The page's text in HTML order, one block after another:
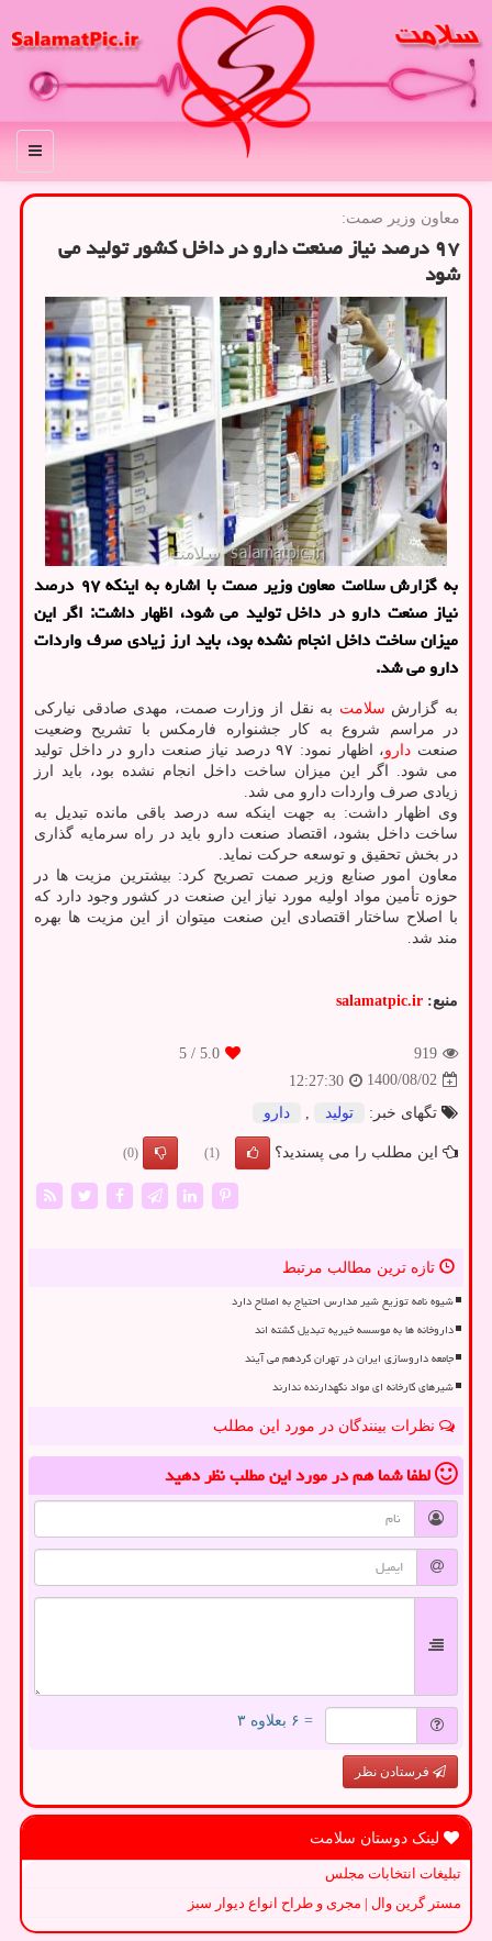
منو
معاون وزیر صمت:
۹۷ درصد نیاز صنعت دارو در داخل کشور تولید می
شود
به گزارش سلامت معاون وزیر صمت با اشاره به اینکه ۹۷ درصد
نیاز صنعت دارو در داخل تولید می شود، اظهار داشت: اگر این
میزان ساخت داخل انجام نشده بود، باید ارز زیادی صرف واردات
دارو می شد.
به گزارش سلامت به نقل از وزارت صمت، مهدی صادقی نیارکی
در مراسم شروع به کار جشنواره فارمکس با تشریح وضعیت
صنعت دارو
، اظهار نمود: ۹۷ درصد نیاز صنعت دارو در داخل تولید
می شود. اگر این میزان ساخت داخل انجام نشده بود، باید ارز
زیادی صرف واردات دارو می شد.
وی اظهار داشت: به جهت اینکه سه درصد باقی مانده تبدیل به
ساخت داخل بشود، اقتصاد صنعت دارو باید در راه سرمایه گذاری
در بخش تحقیق و توسعه حرکت نماید.
معاون امور صنایع وزیر صمت تصریح کرد: بیشترین مزیت ها در
حوزه تأمین مواد اولیه مورد نیاز این صنعت در کشور وجود دارد که
با اصلاح ساختار اقتصادی این صنعت میتوان از این مزیت ها بهره
مند شد.
منبع: salamatpic.ir
919
5.0
/ 5
1400/08/02
12:27:30
تگهای خبر:
تولید دارو
این مطلب را می پسندید؟ (1)
(0)
تازه ترین مطالب مرتبط
شیوه نامه توزیع شیر مدارس احتیاج به اصلاح دارد
داروخانه ها به موسسه خیریه تبدیل گشته اند
جامعه داروسازی ایران در تهران گردهم می آیند
شیرهای کارخانه ای مواد نگهدارنده ندارند
نظرات بینندگان در مورد این مطلب
لطفا شما همدر مورد این مطلبنظر دهید
= ۶ بعلاوه ۳
فرستادن نظر
لینک دوستان سلامت
تبلیغات انتخابات مجلس
مستر گرین وال | مجری و طراح انواع دیوار سبز